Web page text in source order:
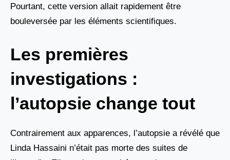
Pourtant, cette version allait rapidement être
bouleversée par les éléments scientifiques.
Les premières
investigations :
l’autopsie change tout
Contrairement aux apparences, l’autopsie a révélé que
Linda Hassaini n’était pas morte des suites de